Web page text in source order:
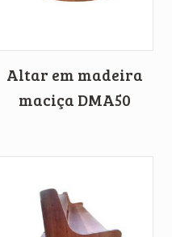
Altar em madeira
maciça DMA50